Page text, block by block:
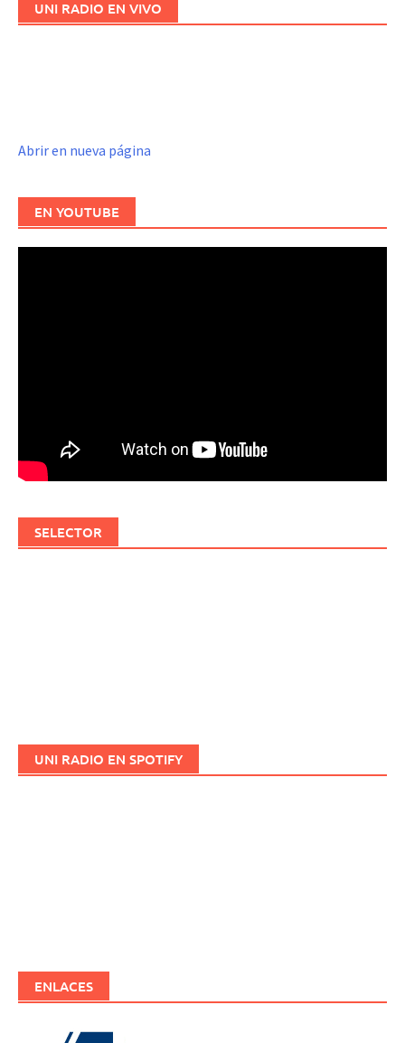
UNI RADIO EN VIVO
Abrir en nueva página
EN YOUTUBE
SELECTOR
UNI RADIO EN SPOTIFY
ENLACES